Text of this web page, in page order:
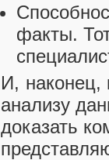
факты.
И, наконец,
анализу
доказать